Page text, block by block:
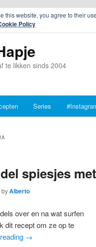
te likken sinds 2004
Series
spiesjes
byAlberto
over en na wat surfen
dit recept om ze op te
→
this website, you agree to their
Policy